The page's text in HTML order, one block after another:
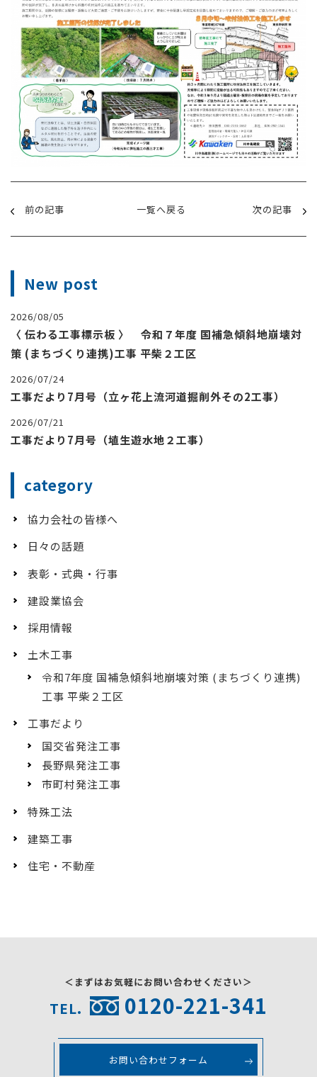
前の記事 一覧へ戻る 次の記事
New post
2026/08/05
〈 伝わる工事標示板 〉 令和７年度 国補急傾斜地崩壊対
策 (まちづくり連携)工事 平柴２工区
2026/07/24
工事だより7月号（立ヶ花上流河道掘削外その2工事）
2026/07/21
工事だより7月号（埴生遊水地２工事）
category
協力会社の皆様へ
日々の話題
表彰・式典・行事
建設業協会
採用情報
土木工事
令和7年度 国補急傾斜地崩壊対策 (まちづくり連携)
工事 平柴２工区
工事だより
国交省発注工事
長野県発注工事
市町村発注工事
特殊工法
建築工事
住宅・不動産
＜まずはお気軽にお問い合わせください＞
TEL. 0120-221-341
お問い合わせフォーム